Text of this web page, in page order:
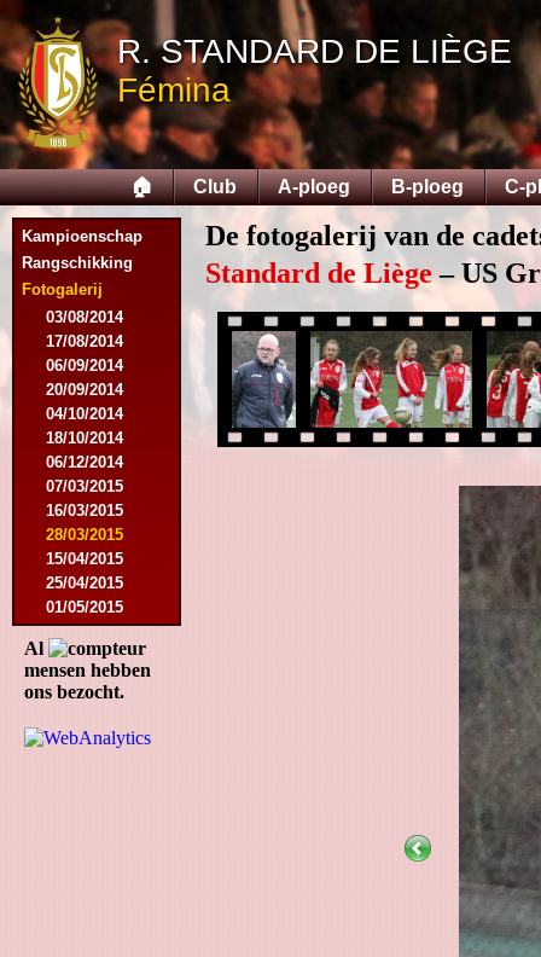
R. STANDARD DE LIÈGE
Fémina
🏠 Club A-ploeg B-ploeg C-
Kampioenschap
Rangschikking
Fotogalerij
03/08/2014
17/08/2014
06/09/2014
20/09/2014
04/10/2014
18/10/2014
06/12/2014
07/03/2015
16/03/2015
28/03/2015
15/04/2015
25/04/2015
01/05/2015
14/05/2015
17/05/2015
05/09/2015
13/09/2015
19/09/2015
10/10/2015
Al
mensen hebben
ons bezocht.
De fotogalerij van de
Standard de Liège– US